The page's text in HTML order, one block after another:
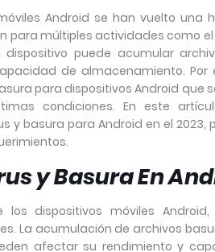
Android se han vuelto
para múltiples actividades como
puede acumular
de almacenamiento.
para dispositivos Android que
condiciones. En este
y basura para Android en el
y Basura En
los dispositivos móviles
La acumulación de archivos
afectar su rendimiento y